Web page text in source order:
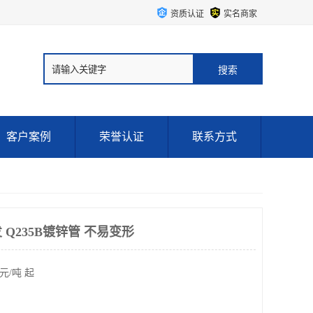
资质认证 实名商家
客户案例 荣誉认证 联系方式
镀锌管 不易变形
/吨 起